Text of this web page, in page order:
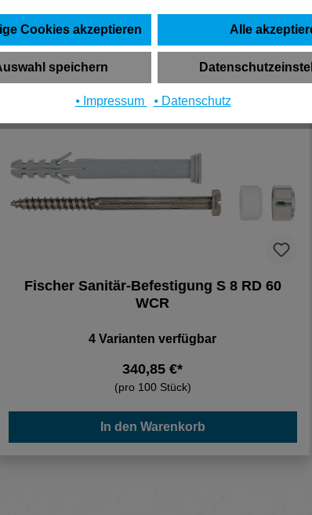
In den Warenkorb
Fischer Sanitär-Befestigung S 8 RD 60
WCR
4 Varianten verfügbar
340,85 €*
(pro 100 Stück)
In den Warenkorb
Cookies akzeptieren Alle
speichern
⦁ Impressum ⦁ Datenschutz